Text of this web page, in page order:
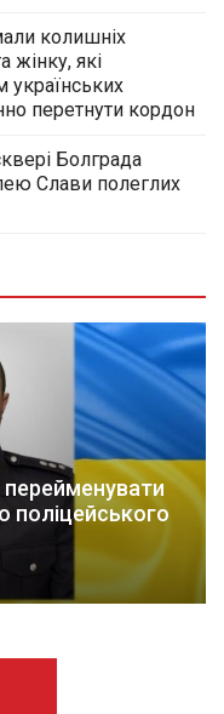
колишніх
жінку, які
українських
перетнути кордон
Болграда
Слави полеглих
поліцейського